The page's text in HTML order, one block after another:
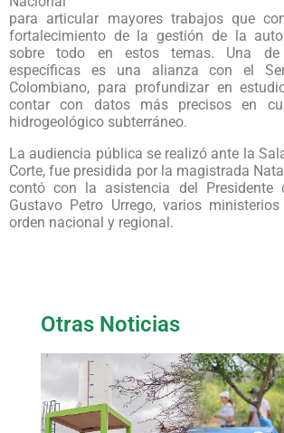
para articular mayores trabajos que
fortalecimiento de la gestión de la
sobre todo en estos temas. Una de
específicas es una alianza con el
Colombiano, para profundizar en
contar con datos más precisos en
hidrogeológico subterráneo.
La audiencia pública se realizó ante la
Corte, fue presidida por la magistrada
contó con la asistencia del Presidente
Gustavo Petro Urrego, varios
orden nacional y regional.
Otras Noticias